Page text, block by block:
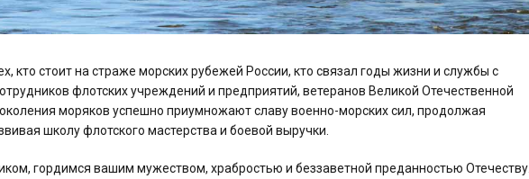
кто стоит на страже морских рубежей России, кто связал годы жизни и службы с
флотских учреждений и предприятий, ветеранов Великой Отечественной
моряков успешно приумножают славу военно-морских сил, продолжая
школу флотского мастерства и боевой выручки.
гордимся вашим мужеством, храбростью и беззаветной преданностью Отечеству.